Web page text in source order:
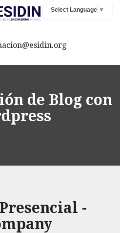
Select Language ▼
de Blog con
-